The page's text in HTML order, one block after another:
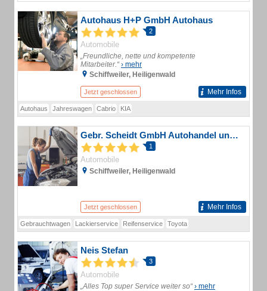
Autohaus H+P GmbH Autohaus
2
Automobile
„Freundliche, nette und kompetente
Mitarbeiter.“› mehr
Schiffweiler, Heiligenwald
Jetzt geschlossen Mehr Infos
Autohaus Jahreswagen Cabrio KIA
Gebr. Scheidt GmbH Autohandel und Autovermietung
1
Automobile
Schiffweiler, Heiligenwald
Jetzt geschlossen Mehr Infos
Gebrauchtwagen Lackierservice Reifenservice Toyota
Neis Stefan
3
Automobile
„Alles Top super Service weiter so“› mehr